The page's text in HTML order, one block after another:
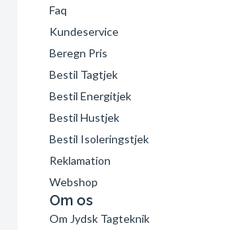
Faq
Kundeservice
Beregn Pris
Bestil Tagtjek
Bestil Energitjek
Bestil Hustjek
Bestil Isoleringstjek
Reklamation
Webshop
Om os
Om Jydsk Tagteknik